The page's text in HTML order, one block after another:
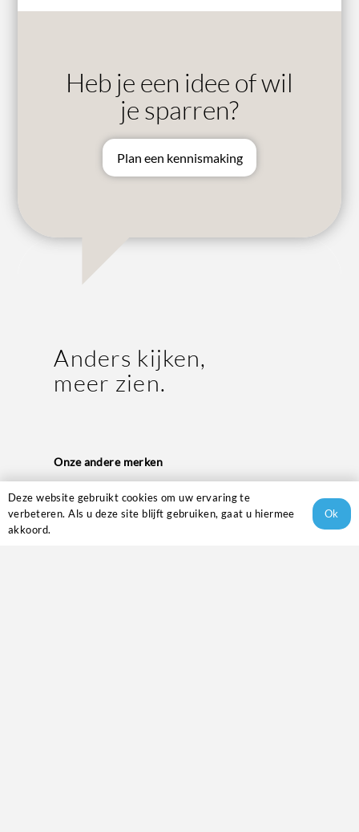
Heb je een idee of wil
je sparren?
Plan een kennismaking
Anders kijken,
meer zien.
Onze andere merken
Visuele Notulen
Deze website gebruikt cookies om uw ervaring te
verbeteren. Als u deze site blijft gebruiken, gaat u hiermee
akkoord.
Ok